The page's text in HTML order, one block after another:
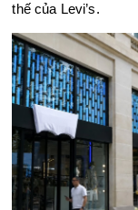
thế của Levi’s.